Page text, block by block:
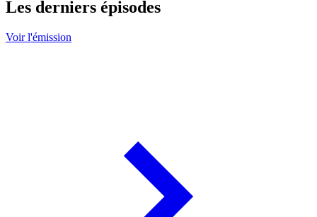
Les derniers épisodes
Voir l'émission